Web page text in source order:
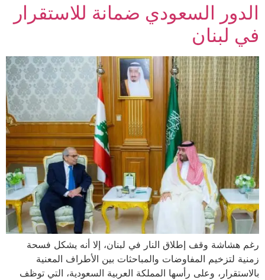
السعودي ضمانة للاستقرار
وقف إطلاق النار في لبنان، إلا أنه يشكل فسحة
المفاوضات والمباحثات بين الأطراف المعنية
وعلى رأسها المملكة العربية السعودية، التي توظف